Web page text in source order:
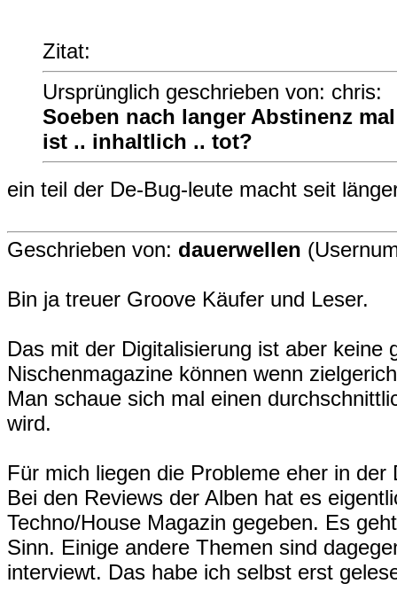
Zitat:
Ursprünglich geschrieben von: chris:
Soeben nach langer Abstinenz
ist .. inhaltlich .. tot?
ein teil der De-Bug-leute macht seit
Geschrieben von: dauerwellen
Bin ja treuer Groove Käufer und Leser.
Das mit der Digitalisierung ist aber keine
Nischenmagazine können wenn
Man schaue sich mal einen
wird.
Für mich liegen die Probleme eher in
Bei den Reviews der Alben hat es
Techno/House Magazin gegeben. Es
Sinn. Einige andere Themen sind
interviewt. Das habe ich selbst erst